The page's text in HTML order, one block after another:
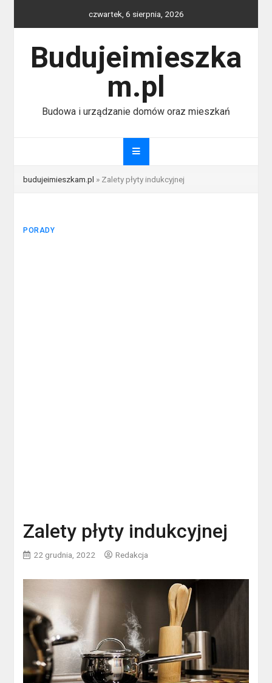
czwartek, 6 sierpnia, 2026
Budujeimieszka
m.pl
Budowa i urządzanie domów oraz mieszkań
budujeimieszkam.pl » Zalety płyty indukcyjnej
PORADY
Zalety płyty indukcyjnej
22 grudnia, 2022 Redakcja